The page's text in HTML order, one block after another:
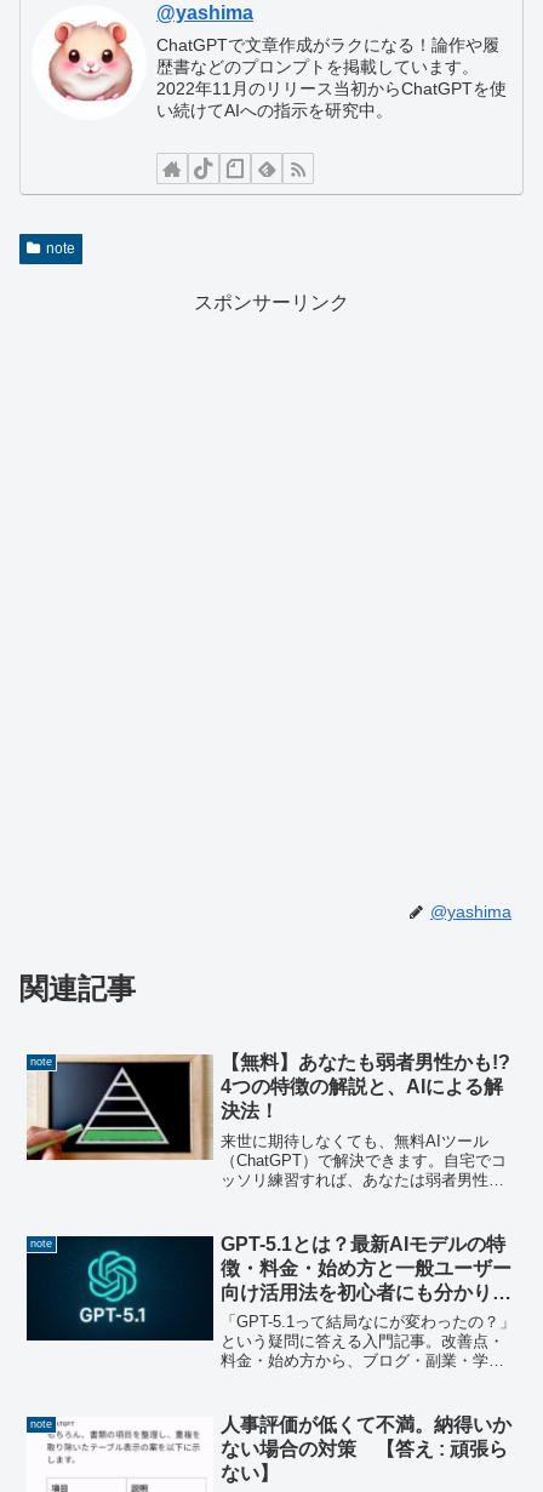
@yashima
ChatGPTで文章作成がラクになる！論作や履
歴書などのプロンプトを掲載しています。
2022年11月のリリース当初からChatGPTを使
い続けてAIへの指示を研究中。
note
スポンサーリンク
@yashima
関連記事
note
【無料】あなたも弱者男性かも!?
4つの特徴の解説と、AIによる解
決法！
来世に期待しなくても、無料AIツール
（ChatGPT）で解決できます。自宅でコ
ッソリ練習すれば、あなたは弱者男性か
note
GPT-5.1とは？最新AIモデルの特
徴・料金・始め方と一般ユーザー
向け活用法を初心者にも分かりや
すく解説
「GPT-5.1って結局なにが変わったの？」
という疑問に答える入門記事。改善点・
料金・始め方から、ブログ・副業・学習
note
人事評価が低くて不満。納得いか
ない場合の対策 【答え : 頑張ら
ない】